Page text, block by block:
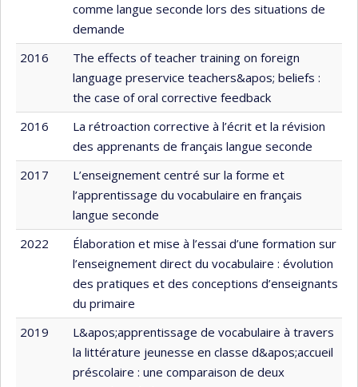
comme langue seconde lors des situations de
demande
2016
The effects of teacher training on foreign
language preservice teachers&apos; beliefs :
the case of oral corrective feedback
2016
La rétroaction corrective à l’écrit et la révision
des apprenants de français langue seconde
2017
L’enseignement centré sur la forme et
l’apprentissage du vocabulaire en français
langue seconde
2022
Élaboration et mise à l’essai d’une formation sur
l’enseignement direct du vocabulaire : évolution
des pratiques et des conceptions d’enseignants
du primaire
2019
L&apos;apprentissage de vocabulaire à travers
la littérature jeunesse en classe d&apos;accueil
préscolaire : une comparaison de deux